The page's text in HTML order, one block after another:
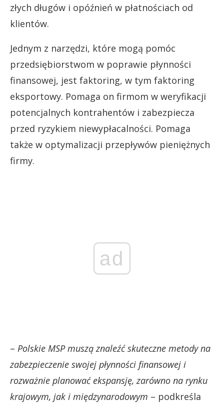
złych długów i opóźnień w płatnościach od
klientów.
Jednym z narzędzi, które mogą pomóc
przedsiębiorstwom w poprawie płynności
finansowej, jest faktoring, w tym faktoring
eksportowy. Pomaga on firmom w weryfikacji
potencjalnych kontrahentów i zabezpiecza
przed ryzykiem niewypłacalności. Pomaga
także w optymalizacji przepływów pieniężnych
firmy.
ad
– Polskie MSP muszą znaleźć skuteczne metody na
zabezpieczenie swojej płynności finansowej i
rozważnie planować ekspansję, zarówno na rynku
krajowym, jak i międzynarodowym – podkreśla